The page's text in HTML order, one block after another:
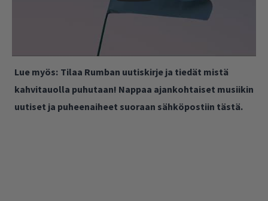
Lue myös: Tilaa Rumban uutiskirje ja tiedät mistä
kahvitauolla puhutaan! Nappaa ajankohtaiset musiikin
uutiset ja puheenaiheet suoraan sähköpostiin tästä.